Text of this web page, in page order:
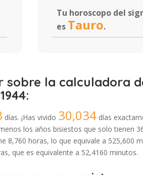
Tu horoscopo del
es Tauro.
sobre la calculadora
días. ¡Has vivido 30,034 días
los años bisiestos que solo tienen
8,760 horas, lo que equivale a 525,600
que es equivalente a 52,4160 minutos.